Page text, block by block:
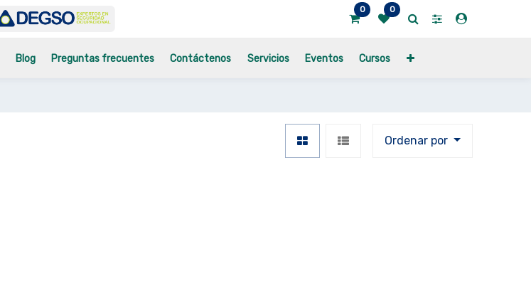
0 0
Blog Preguntas frecuentes Contáctenos Servicios Eventos Cursos
Ordenar por